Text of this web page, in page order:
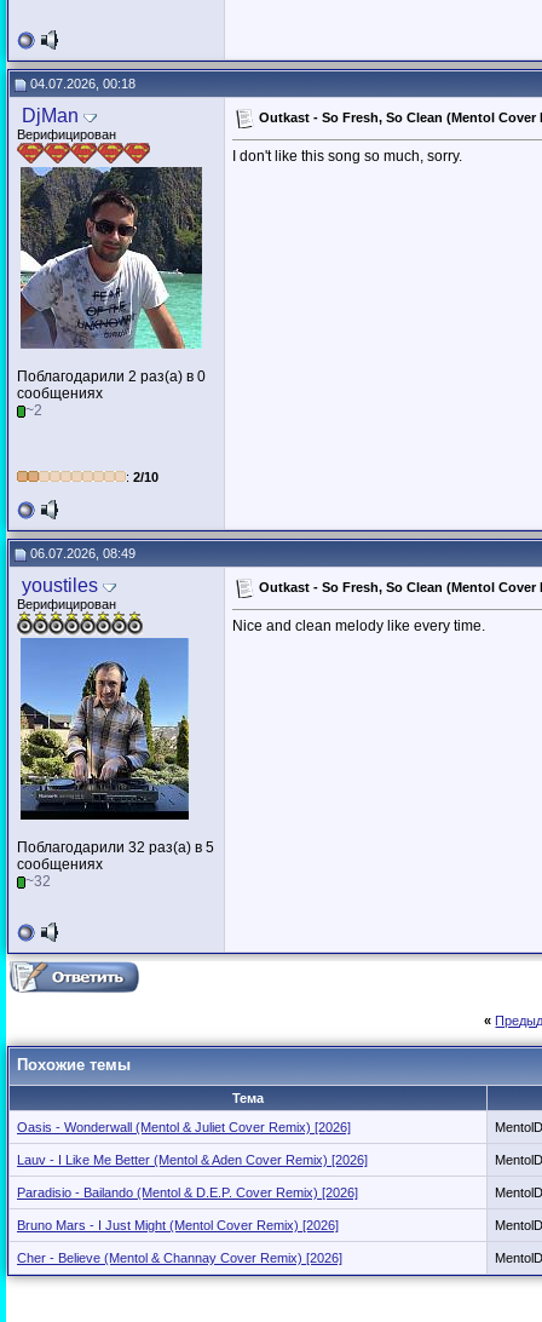
04.07.2026, 00:18
DjMan
Верифицирован
Поблагодарили 2 раз(а) в 0
сообщениях
~2
: 2/10
Outkast - So Fresh, So Clean (Mentol
I don't like this song so much, sorry.
06.07.2026, 08:49
youstiles
Верифицирован
Поблагодарили 32 раз(а) в 5
сообщениях
~32
Outkast - So Fresh, So Clean (Mentol
Nice and clean melody like every time.
«
Похожие темы
Тема
Oasis - Wonderwall (Mentol & Juliet Cover Remix) [2026]
Lauv - I Like Me Better (Mentol & Aden Cover Remix) [2026]
Paradisio - Bailando (Mentol & D.E.P. Cover Remix) [2026]
Bruno Mars - I Just Might (Mentol Cover Remix) [2026]
Cher - Believe (Mentol & Channay Cover Remix) [2026]